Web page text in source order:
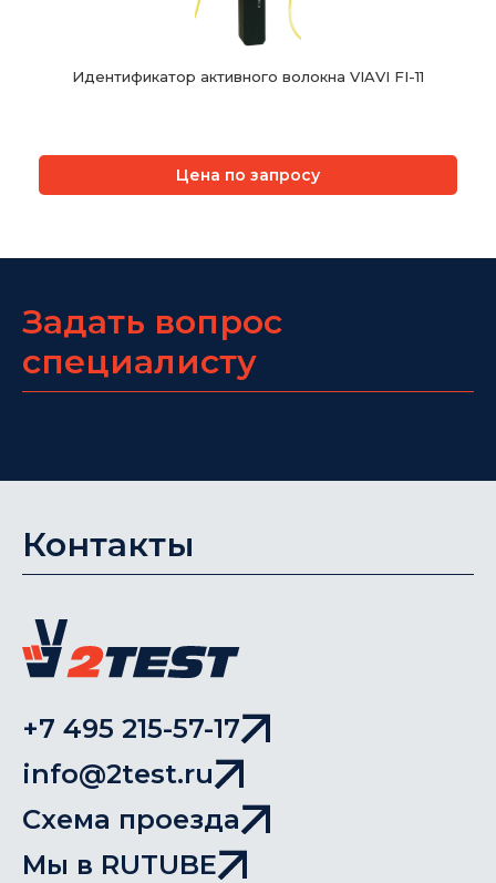
Идентификатор активного волокна VIAVI FI-11
Цена по запросу
Задать вопрос
специалисту
Контакты
+7 495 215-57-17
info@2test.ru
Схема проезда
Мы в RUTUBE